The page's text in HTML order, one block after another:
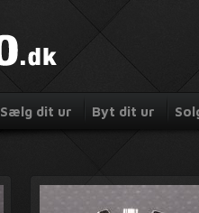
Sælg dit ur Byt dit ur